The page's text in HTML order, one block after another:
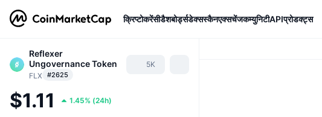
क्रिप्टोकरेंसीडैशबोर्ड्सडेक्सस्कैनएक्सचेंजकम्युनिटीAPIप्रोडक्ट्स
Reflexer
Ungovernance Token
FLX #2625
5K
$1.11 1.45% (24h)